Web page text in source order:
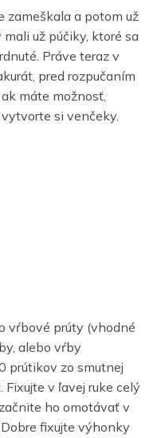
zameškala a potom už
už púčiky, ktoré sa
Práve teraz v
pred rozpučaním
máte možnosť,
si venčeky.
vŕbové prúty (vhodné
alebo vŕby
prútikov zo smutnej
v ľavej ruke celý
ho omotávať v
fixujte výhonky